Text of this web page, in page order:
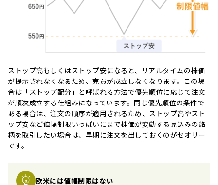
ストップ高もしくはストップ安になると、リアルタイムの株価
が提示されなくなるため、売買が成立しなくなります。この場
合は「ストップ配分」と呼ばれる方法で優先順位に応じて注文
が順次成立する仕組みになっています。同じ優先順位の条件で
ある場合は、注文の順序が適用されるため、ストップ高やスト
ップ安など値幅制限いっぱいにまで株価が変動する見込みの銘
柄を取引したい場合は、早期に注文を出しておくのがセオリー
です。
欧米には値幅制限はない